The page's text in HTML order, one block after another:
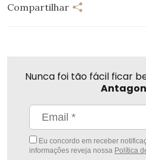
Compartilhar
Nunca foi tão fácil ficar
Eu concordo em receber
informações reveja nossa Política